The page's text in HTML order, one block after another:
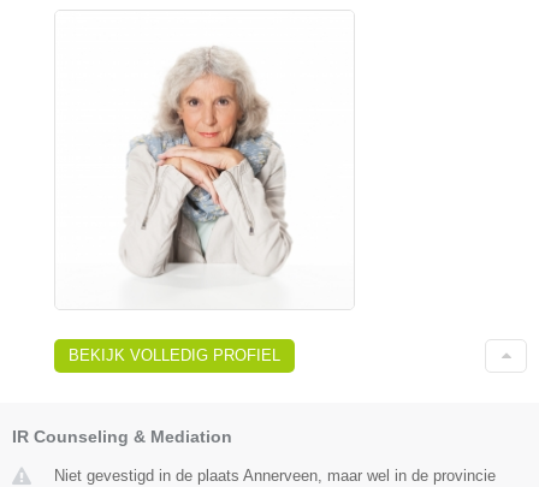
BEKIJK VOLLEDIG PROFIEL
IR Counseling & Mediation
Niet gevestigd in de plaats Annerveen, maar wel in de provincie